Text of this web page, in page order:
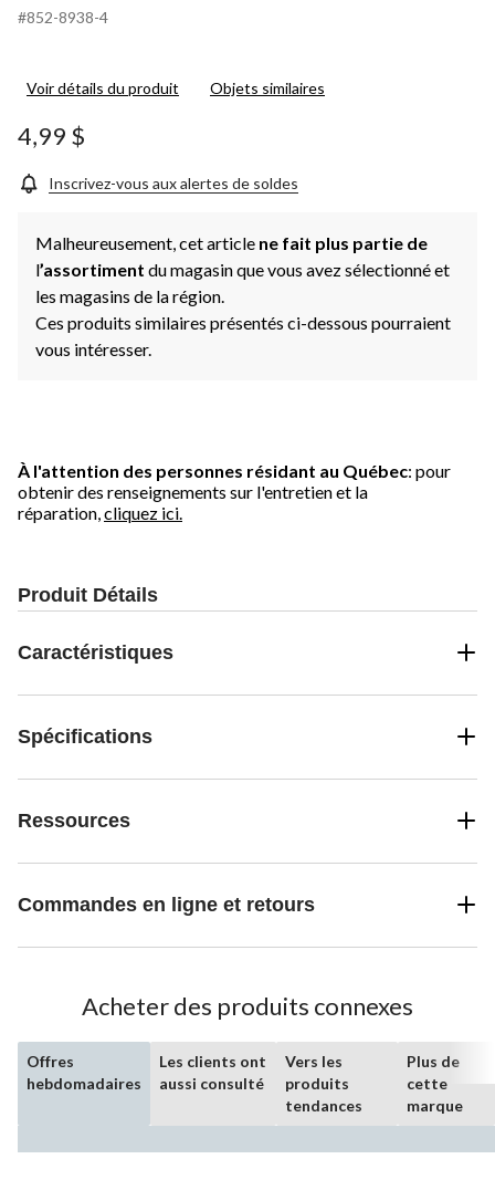
#852-8938-4
Voir détails du produit Objets similaires
4,99 $
Inscrivez-vous aux alertes de soldes
Malheureusement, cet article ne fait plus partie de
l’assortiment du magasin que vous avez sélectionné et
les magasins de la région.
Ces produits similaires présentés ci-dessous pourraient
vous intéresser.
À l'attention des personnes résidant au Québec: pour
obtenir des renseignements sur l'entretien et la
réparation, cliquez ici.
Produit Détails
Caractéristiques
Spécifications
Ressources
Commandes en ligne et retours
Acheter des produits connexes
Offres
hebdomadaires
Les clients ont
aussi consulté
Vers les
produits
tendances
Plus de
cette
marque